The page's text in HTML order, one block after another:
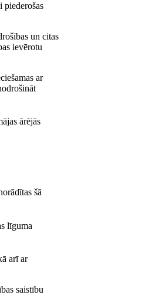
piederošas
un citas
ievērotu
ar
ārējās
šā
līguma
arī ar
saistību